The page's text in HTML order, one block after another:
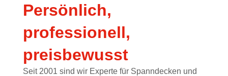
Persönlich,
professionell,
preisbewusst
Seit 2001 sind wir Experte für Spanndecken und